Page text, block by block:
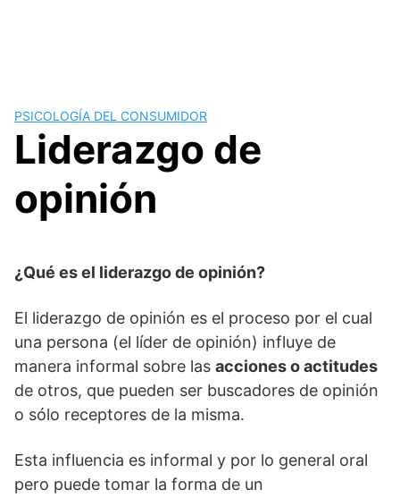
PSICOLOGÍA DEL CONSUMIDOR
Liderazgo de
opinión
¿Qué es el liderazgo de opinión?
El liderazgo de opinión es el proceso por el cual
una persona (el líder de opinión) influye de
manera informal sobre las acciones o actitudes
de otros, que pueden ser buscadores de opinión
o sólo receptores de la misma.
Esta influencia es informal y por lo general oral
pero puede tomar la forma de un